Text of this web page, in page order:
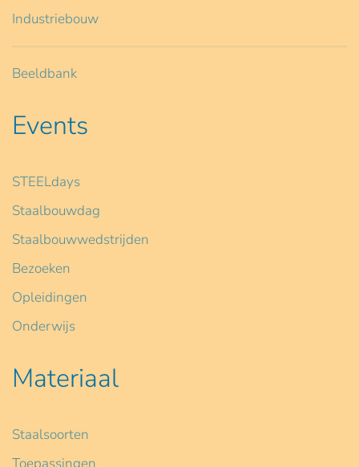
Industriebouw
Beeldbank
Events
STEELdays
Staalbouwdag
Staalbouwwedstrijden
Bezoeken
Opleidingen
Onderwijs
Materiaal
Staalsoorten
Toepassingen